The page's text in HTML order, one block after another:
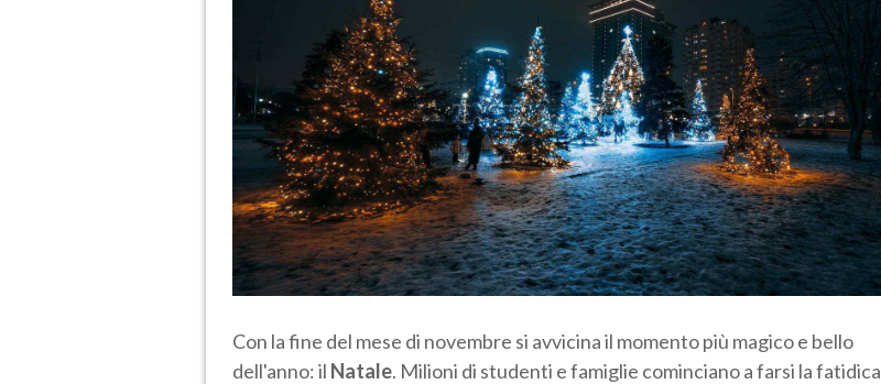
Con la fine del mese di novembre si avvicina il momento più magico e bello
dell'anno: il Natale. Milioni di studenti e famiglie cominciano a farsi la fatidica